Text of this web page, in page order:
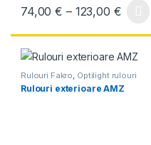
f74,00€ – 123,00 €
Acest produs are mai
Rulouri Fakro, Optilight rulouri
exterioare Rulouri Optilight
Rulouri exterioare AMZ